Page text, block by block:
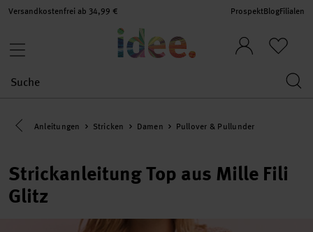
Versandkostenfrei ab 34,99 € ProspektBlogFilialen
Eine Kategorie zurück navigieren
Anleitungen Stricken Damen Pullover & Pullunder
Strickanleitung Top aus Mille Fili
Glitz